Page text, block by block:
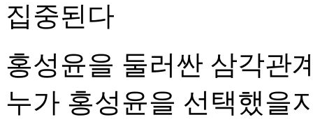
집중된다
홍성윤을 둘러싼 삼각관
누가 홍성윤을 선택했을